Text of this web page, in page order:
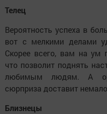
Телец
Вероятность успеха в
вот с мелкими делами
Скорее всего, вам на ум
что позволит поднять
любимым людям. А
сюрприза доставит
Близнецы